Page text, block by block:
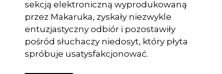
sekcją elektroniczną wyprodukowaną
przez Makaruka, zyskały niezwykle
entuzjastyczny odbiór i pozostawiły
pośród słuchaczy niedosyt, który płyta
spróbuje usatysfakcjonować.